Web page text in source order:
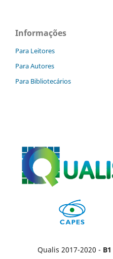
Informações
Para Leitores
Para Autores
Para Bibliotecários
Qualis 2017-2020 - B1